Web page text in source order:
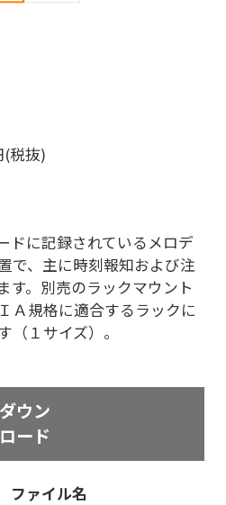
(税抜)
ドに記録されているメロデ
で、主に時刻報知および注
す。別売のラックマウント
Ａ規格に適合するラックに
（１サイズ）。
ダウン
ロード
ファイル名